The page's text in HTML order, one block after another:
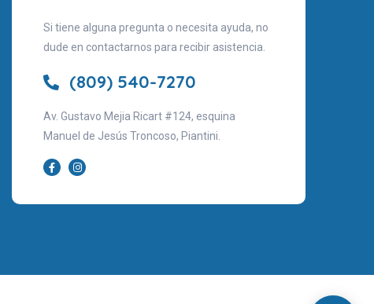
Si tiene alguna pregunta o necesita ayuda, no
dude en contactarnos para recibir asistencia.
(809) 540-7270
Av. Gustavo Mejia Ricart #124, esquina
Manuel de Jesús Troncoso, Piantini.